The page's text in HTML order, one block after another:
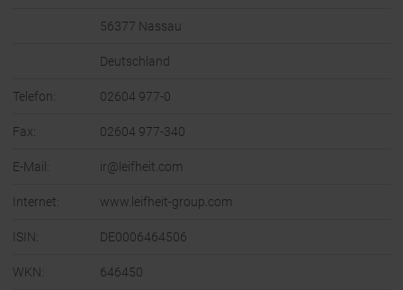
56377 Nassau
Deutschland
Telefon: 02604 977-0
Fax: 02604 977-340
E-Mail: ir@leifheit.com
Internet: www.leifheit-group.com
ISIN: DE0006464506
WKN: 646450